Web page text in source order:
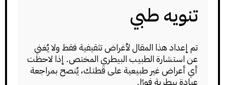
تنويه طبي
تم إعداد هذا المقال لأغراض تثقيفية فقط ولا يُغني
عن استشارة الطبيب البيطري المختص. إذا لاحظت
أي أعراض غير طبيعية على قطتك، يُنصح بمراجعة
عيادة بيطرية فورًا.